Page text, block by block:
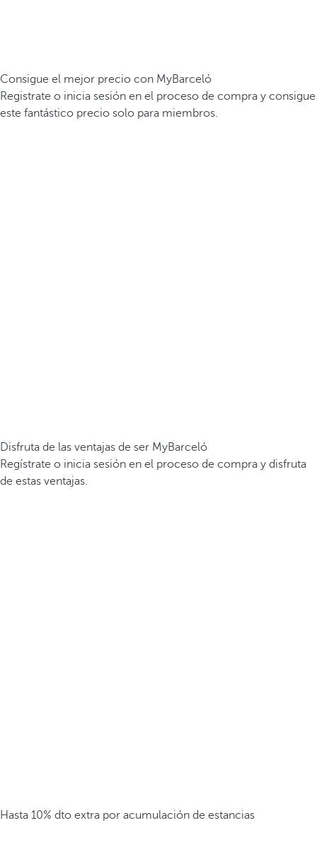
Consigue el mejor precio con MyBarceló
Registrate o inicia sesión en el proceso de compra y consigue
este fantástico precio solo para miembros.
Disfruta de las ventajas de ser MyBarceló
Regístrate o inicia sesión en el proceso de compra y disfruta
de estas ventajas.
Hasta 10% dto extra por acumulación de estancias